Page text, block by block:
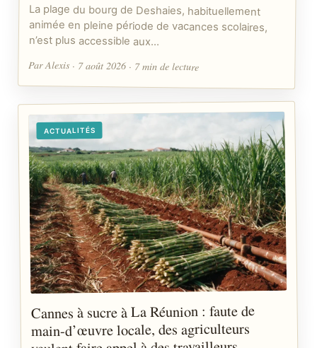
La plage du bourg de Deshaies, habituellement
animée en pleine période de vacances scolaires,
n’est plus accessible aux…
Par Alexis · 7 août 2026 · 7 min de lecture
ACTUALITÉS
Cannes à sucre à La Réunion : faute de
main-d’œuvre locale, des agriculteurs